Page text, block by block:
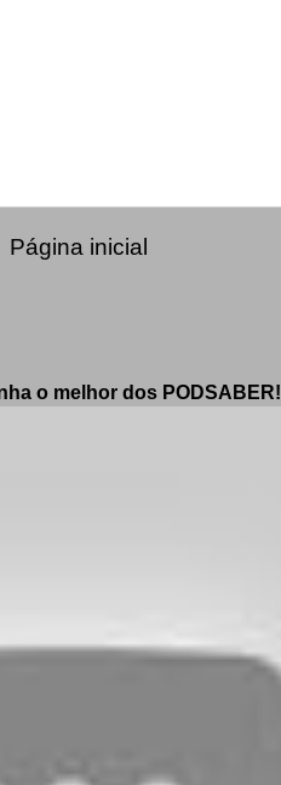
Página inicial
o melhor dos PODSABER!